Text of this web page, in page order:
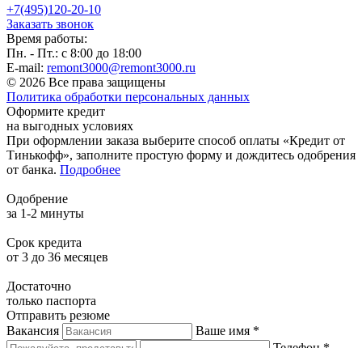
+7(495)120-20-10
Заказать звонок
Время работы:
Пн. - Пт.: с 8:00 до 18:00
E-mail: remont3000@remont3000.ru
© 2026 Все права защищены
Политика обработки персональных данных
Оформите кредит
на выгодных условиях
При оформлении заказа выберите способ оплаты «Кредит от
Тинькофф», заполните простую форму и дождитесь одобрения
от банка. Подробнее
Одобрение
за 1-2 минуты
Срок кредита
от 3 до 36 месяцев
Достаточно
только паспорта
Отправить резюме
Вакансия
Ваше имя *